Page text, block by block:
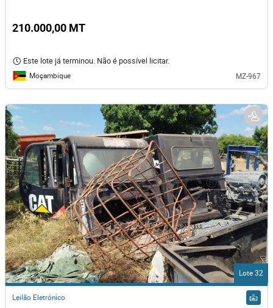
210.000,00 MT
Este lote já terminou. Não é possível licitar.
Moçambique MZ-967
Lote 32
Leilão Eletrónico